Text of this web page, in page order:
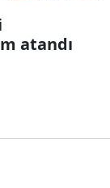
atandı